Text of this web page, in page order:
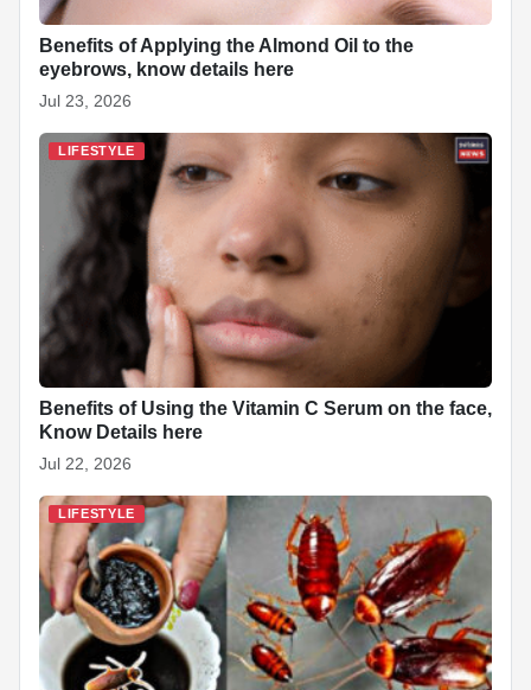
Benefits of Applying the Almond Oil to the
eyebrows, know details here
Jul 23, 2026
LIFESTYLE
Benefits of Using the Vitamin C Serum on the face,
Know Details here
Jul 22, 2026
LIFESTYLE